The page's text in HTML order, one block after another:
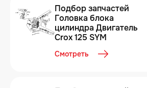
Подбор запчастей
Головка блока
цилиндра Двигатель
Crox 125 SYM
Смотреть